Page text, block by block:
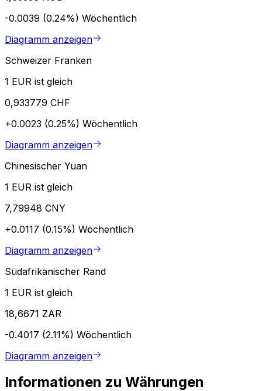
-0.0039 (0.24%) Wöchentlich
Diagramm anzeigen
Schweizer Franken
1 EUR ist gleich
0,933779 CHF
+0.0023 (0.25%) Wöchentlich
Diagramm anzeigen
Chinesischer Yuan
1 EUR ist gleich
7,79948 CNY
+0.0117 (0.15%) Wöchentlich
Diagramm anzeigen
Südafrikanischer Rand
1 EUR ist gleich
18,6671 ZAR
-0.4017 (2.11%) Wöchentlich
Diagramm anzeigen
Informationen zu Währungen